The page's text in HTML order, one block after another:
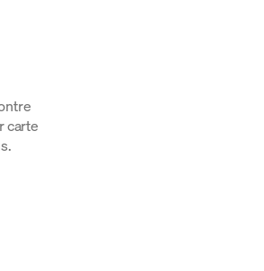
carte